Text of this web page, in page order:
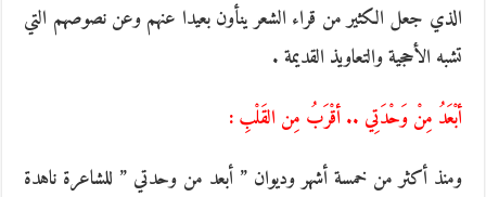
الذي جعل الكثير من قراء الشعر ينأون بعيدا عنهم وعن نصوصهم التي
تشبه الأحجية والتعاويذ القديمة .
أبْعَدُ مِنْ وَحْدَتِي .. أقْرَبُ مِن القَلْبِ :
ومنذ أكثر من خمسة أشهر وديوان ” أبعد من وحدتي ” للشاعرة ناهدة